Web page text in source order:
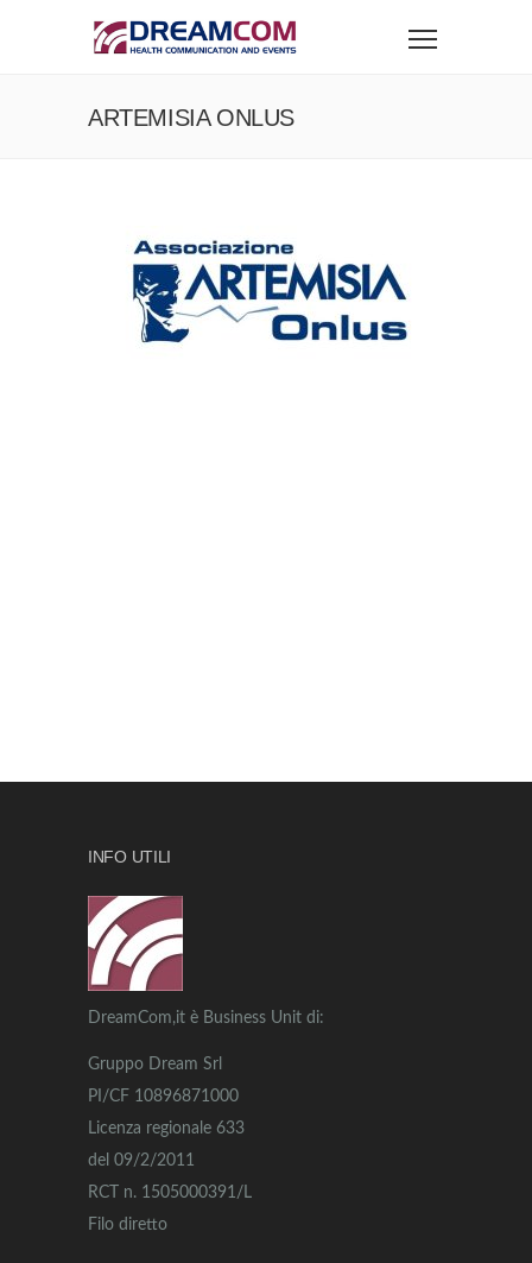
ARTEMISIA ONLUS
INFO UTILI
DreamCom,it è Business Unit di:
Gruppo Dream Srl
PI/CF 10896871000
Licenza regionale 633
del 09/2/2011
RCT n. 1505000391/L
Filo diretto